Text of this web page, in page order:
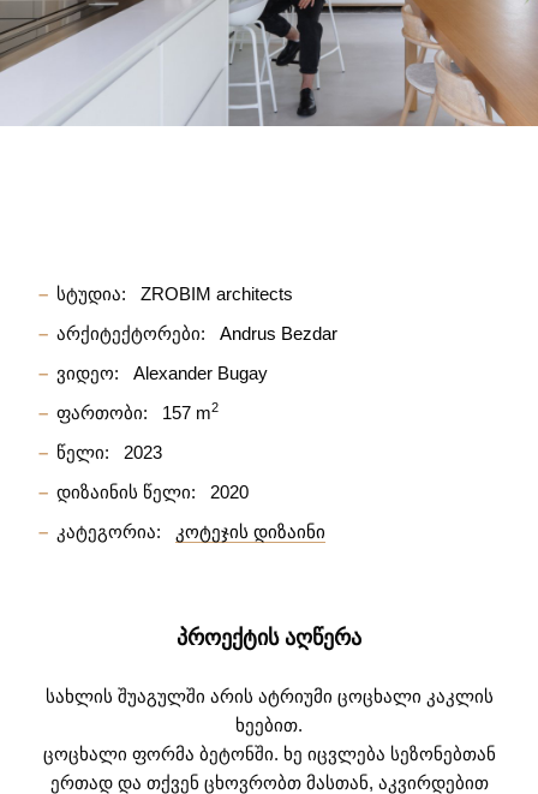
სტუდია:
ZROBIM architects
არქიტექტორები:
Andrus Bezdar
ვიდეო:
Alexander Bugay
ფართობი:
157 m2
წელი:
2023
დიზაინის წელი:
2020
კატეგორია:
კოტეჯის დიზაინი
ᲞᲠᲝᲔᲥᲢᲘᲡ ᲐᲦᲬᲔᲠᲐ
სახლის შუაგულში არის ატრიუმი ცოცხალი კაკლის
ხეებით.
ცოცხალი ფორმა ბეტონში. ხე იცვლება სეზონებთან
ერთად და თქვენ ცხოვრობთ მასთან, აკვირდებით